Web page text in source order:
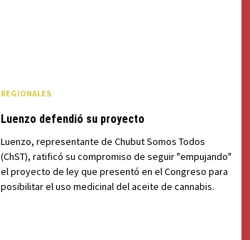
REGIONALES
Luenzo defendió su proyecto
Luenzo, representante de Chubut Somos Todos
(ChST), ratificó su compromiso de seguir "empujando"
el proyecto de ley que presentó en el Congreso para
posibilitar el uso medicinal del aceite de cannabis.